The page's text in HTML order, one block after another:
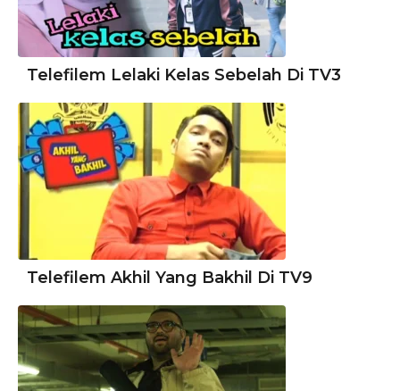
Telefilem Lelaki Kelas Sebelah Di TV3
Telefilem Akhil Yang Bakhil Di TV9